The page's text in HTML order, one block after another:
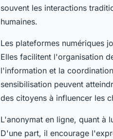
souvent les interactions
humaines.
Les plateformes numériques
Elles facilitent l'organisation
l'information et la
sensibilisation peuvent
des citoyens à influencer les
L'anonymat en ligne, quant à
D'une part, il encourage